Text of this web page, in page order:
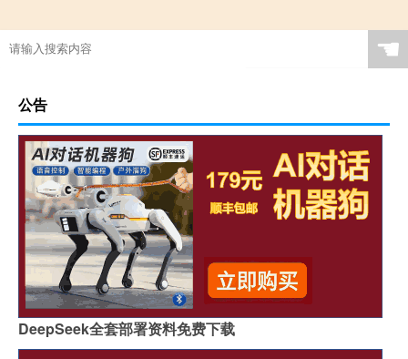
☚
公告
DeepSeek全套部署资料免费下载